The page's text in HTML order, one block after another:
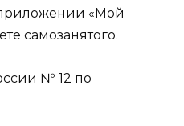
приложении «Мой
самозанятого.
№ 12 по